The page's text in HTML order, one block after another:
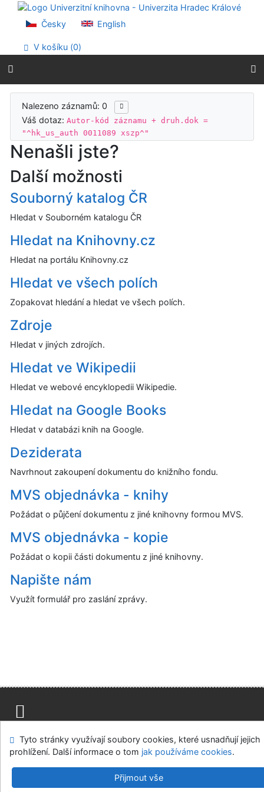
Přejít na obsah
Přejít na menu
Prohlášení o webové přístupnosti
Česky English
V košíku (0)
Výsledky vyhledávání
Nalezeno záznamů: 0
Váš dotaz:Autor-kód záznamu + druh.dok =
"^hk_us_auth 0011089 xszp^"
Nenašli jste?
Další možnosti
Souborný katalog ČR
Hledat v Souborném katalogu ČR
Hledat na Knihovny.cz
Hledat na portálu Knihovny.cz
Hledat ve všech polích
Zopakovat hledání a hledat ve všech polích.
Zdroje
Hledat v jiných zdrojích.
Hledat ve Wikipedii
Hledat ve webové encyklopedii Wikipedie.
Hledat na Google Books
Hledat v databázi knih na Google.
Deziderata
Navrhnout zakoupení dokumentu do knižního fondu.
MVS objednávka - knihy
Požádat o půjčení dokumentu z jiné knihovny formou MVS.
MVS objednávka - kopie
Požádat o kopii části dokumentu z jiné knihovny.
Napište nám
Využít formulář pro zaslání zprávy.
Modul OpenSearch
Napište nám Nastavení cookies
Univerzitní knihovna - Univerzita Hradec Králové
Tyto stránky využívají soubory cookies, které usnadňují jejich
prohlížení. Další informace o tom jak používáme cookies.
Přijmout vše